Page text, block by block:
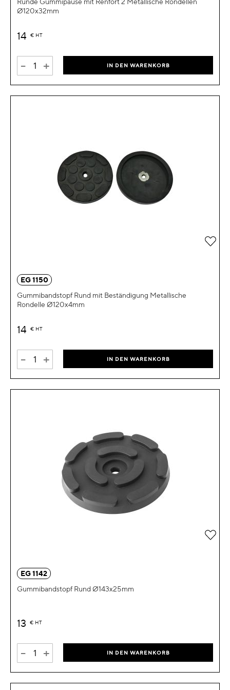
Ø120x32mm
14 € HT
- + IN DEN WARENKORB
EG 1150
Gummibandstopf Rund mit Beständigung Metallische
Rondelle Ø120x4mm
14 € HT
- + IN DEN WARENKORB
Zur
EG 1142
Gummibandstopf Rund Ø143x25mm
13 € HT
- + IN DEN WARENKORB
Zur